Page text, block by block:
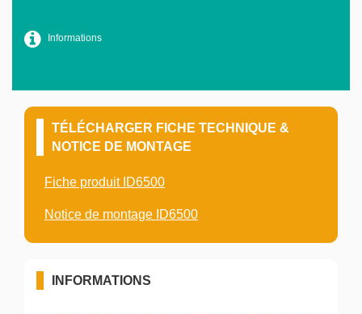
Informations
TÉLÉCHARGER FICHE TECHNIQUE &
NOTICE DE MONTAGE
Fiche produit ID6500
Notice de montage ID6500
INFORMATIONS